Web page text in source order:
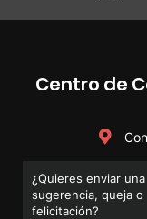
Centro de
¿Quieres enviar una
sugerencia, queja o
felicitación?